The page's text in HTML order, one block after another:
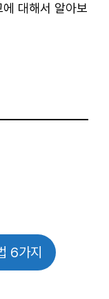
대해서 알아보
6가지